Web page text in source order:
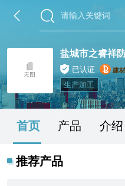
盐城市之睿祥
已认证 建
生产加工
首页 产品 介绍
推荐产品